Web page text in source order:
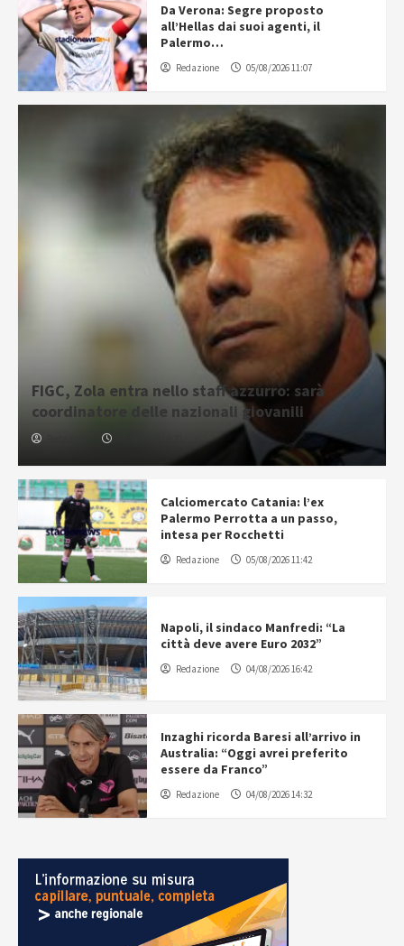
Da Verona: Segre proposto
all’Hellas dai suoi agenti, il
Palermo…
Redazione 05/08/2026 11:07
FIGC, Zola entra nello staff azzurro: sarà
coordinatore delle nazionali giovanili
Calciomercato Catania: l’ex
Palermo Perrotta a un passo,
intesa per Rocchetti
Redazione 05/08/2026 11:42
Napoli, il sindaco Manfredi: “La
città deve avere Euro 2032”
Redazione 04/08/2026 16:42
Inzaghi ricorda Baresi all’arrivo in
Australia: “Oggi avrei preferito
essere da Franco”
Redazione 04/08/2026 14:32